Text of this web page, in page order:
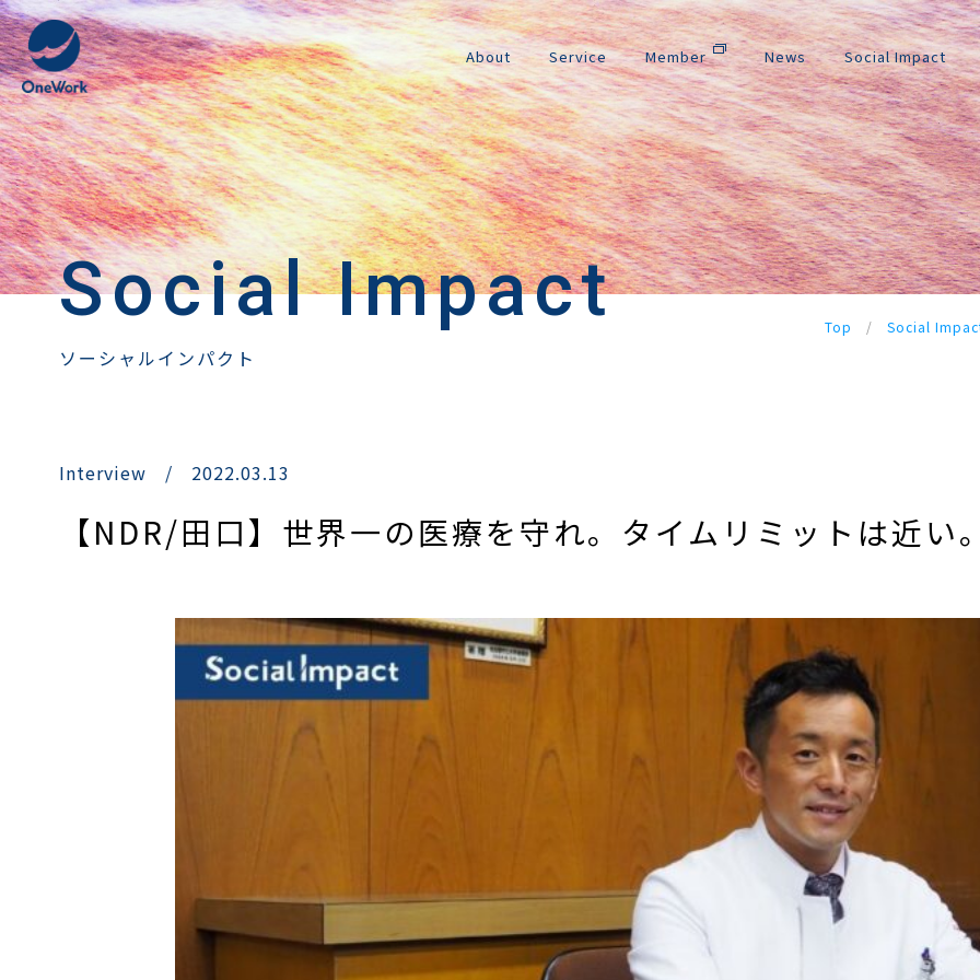
About Service Member News Social Impact
Social Impact
ソーシャルインパクト
Top / Social
Interview / 2022.03.13
【NDR/田口】世界一の医療を守れ。タイムリミットは近い